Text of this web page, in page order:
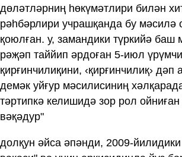
дөләтләрниң һөкүмәтлири билән
рәһбәрлири учрашқанда бу мәсилә
қоюлған. у, замандики түркийә баш
рәҗәп таййип әрдоған 5-июл үрүмчи
қирғинчилиқини, ‹қирғинчилиқ› дәп
демәк уйғур мәсилисиниң
тәртипкә келишидә зор рол
вәқәдур"
долқун әйса әпәнди, 2009-